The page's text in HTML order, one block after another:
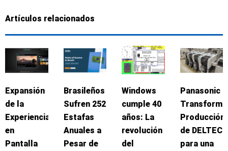
Artículos relacionados
Expansión
de la
Experiencia
en
Pantalla
Brasileños
Sufren 252
Estafas
Anuales a
Pesar de
Windows
cumple 40
años: La
revolución
del
Panasonic
Transforma
Producción
de DELTEC
para una